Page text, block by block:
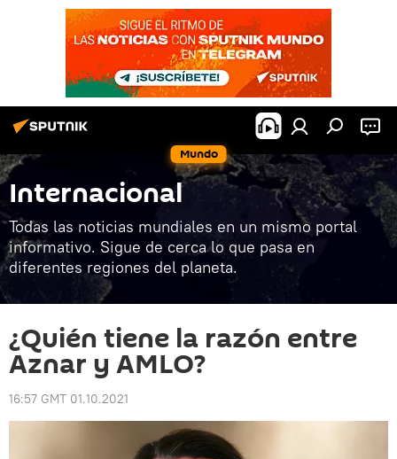
Mundo
Internacional
Todas las noticias mundiales en un mismo portal
informativo. Sigue de cerca lo que pasa en
diferentes regiones del planeta.
¿Quién tiene la razón entre
Aznar y AMLO?
16:57 GMT 01.10.2021